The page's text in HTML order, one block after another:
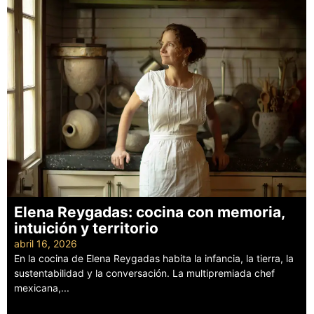
Elena Reygadas: cocina con memoria,
intuición y territorio
abril 16, 2026
En la cocina de Elena Reygadas habita la infancia, la tierra, la
sustentabilidad y la conversación. La multipremiada chef
mexicana,...